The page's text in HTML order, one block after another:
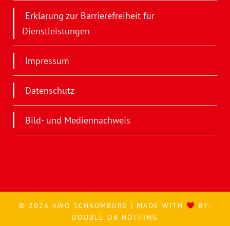
Erklärung zur Barrierefreiheit für
Dienstleistungen
Impressum
Datenschutz
Bild- und Mediennachweis
© 2026 AWO SCHAUMBURG | MADE WITH
BY:
DOUBLE OR NOTHING